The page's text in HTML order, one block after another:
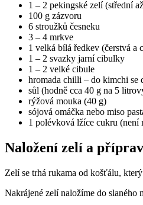
1 – 2 pekingské zelí (střední
100 g zázvoru
6 stroužků česneku
3 – 4 mrkve
1 velká bílá ředkev (čerstvá a
1 – 2 svazky jarní cibulky
1 – 2 velké cibule
hromada chilli – do kimchi se
sůl (hodně cca 40 g na 5
rýžová mouka (40 g)
sójová omáčka nebo miso
1 polévková lžíce cukru (není
Naložení zelí a
Zelí se trhá rukama od košťálu,
Nakrájené zelí naložíme do slaného